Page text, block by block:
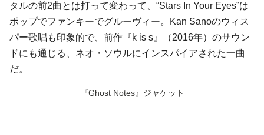
タルの前2曲とは打って変わって、“Stars In Your Eyes”は
ポップでファンキーでグルーヴィー。Kan Sanoのウィス
パー歌唱も印象的で、前作『k is s』（2016年）のサウン
ドにも通じる、ネオ・ソウルにインスパイアされた一曲
だ。
『Ghost Notes』ジャケット